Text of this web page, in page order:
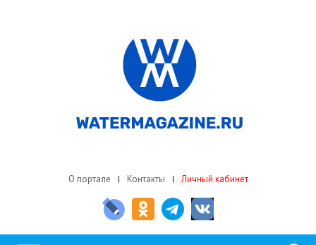
О портале Контакты Личный кабинет